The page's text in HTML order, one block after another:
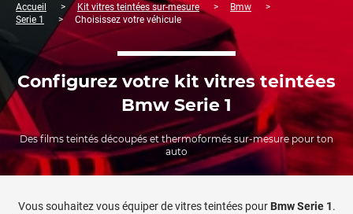
Accueil Kit vitres teintées sur-mesure
Bmw
Serie 1
Choisissez votre véhicule
Configurez votre kit vitres teintées
Bmw Serie 1
Des films teintés découpés et thermoformés sur-mesure pour ton
auto
Vous souhaitez vous équiper de vitres teintées pour Bmw Serie 1.